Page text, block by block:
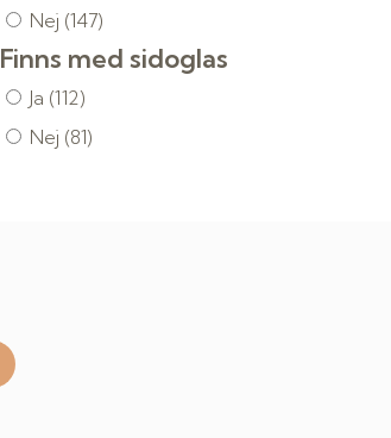
Nej (147)
Finns med sidoglas
Ja (112)
Nej (81)